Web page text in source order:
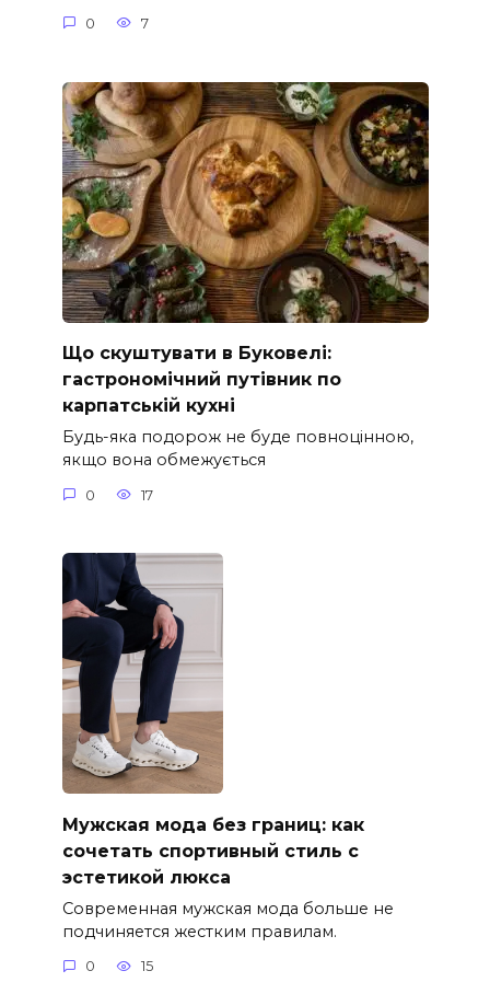
0 7
Що скуштувати в Буковелі:
гастрономічний путівник по
карпатській кухні
Будь-яка подорож не буде повноцінною,
якщо вона обмежується
0 17
Мужская мода без границ: как
сочетать спортивный стиль с
эстетикой люкса
Современная мужская мода больше не
подчиняется жестким правилам.
0 15